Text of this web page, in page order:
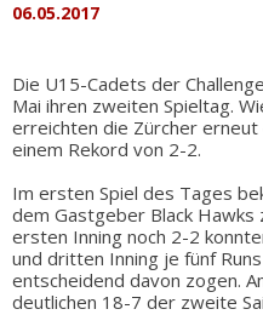
06.05.2017
Die U15-Cadets der
Mai ihren zweiten Spieltag.
erreichten die Zürcher
einem Rekord von 2-2.
Im ersten Spiel des Tages
dem Gastgeber Black Hawks
ersten Inning noch 2-2
und dritten Inning je fünf
entscheidend davon zogen.
deutlichen 18-7 der zweite